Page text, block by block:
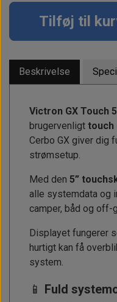
Tilføj til
Beskrivelse
Victron GX Touch
brugervenligt touch
Cerbo GX giver dig
strømsetup.
Med den 5”
alle systemdata og
camper, båd og off-
Displayet fungerer
hurtigt kan få
system.
📱 Fuld